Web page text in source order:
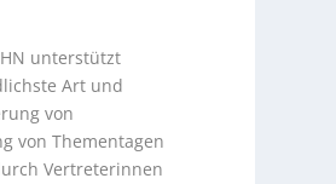
unterstützt
Art und
von
von Thementagen
Vertreterinnen